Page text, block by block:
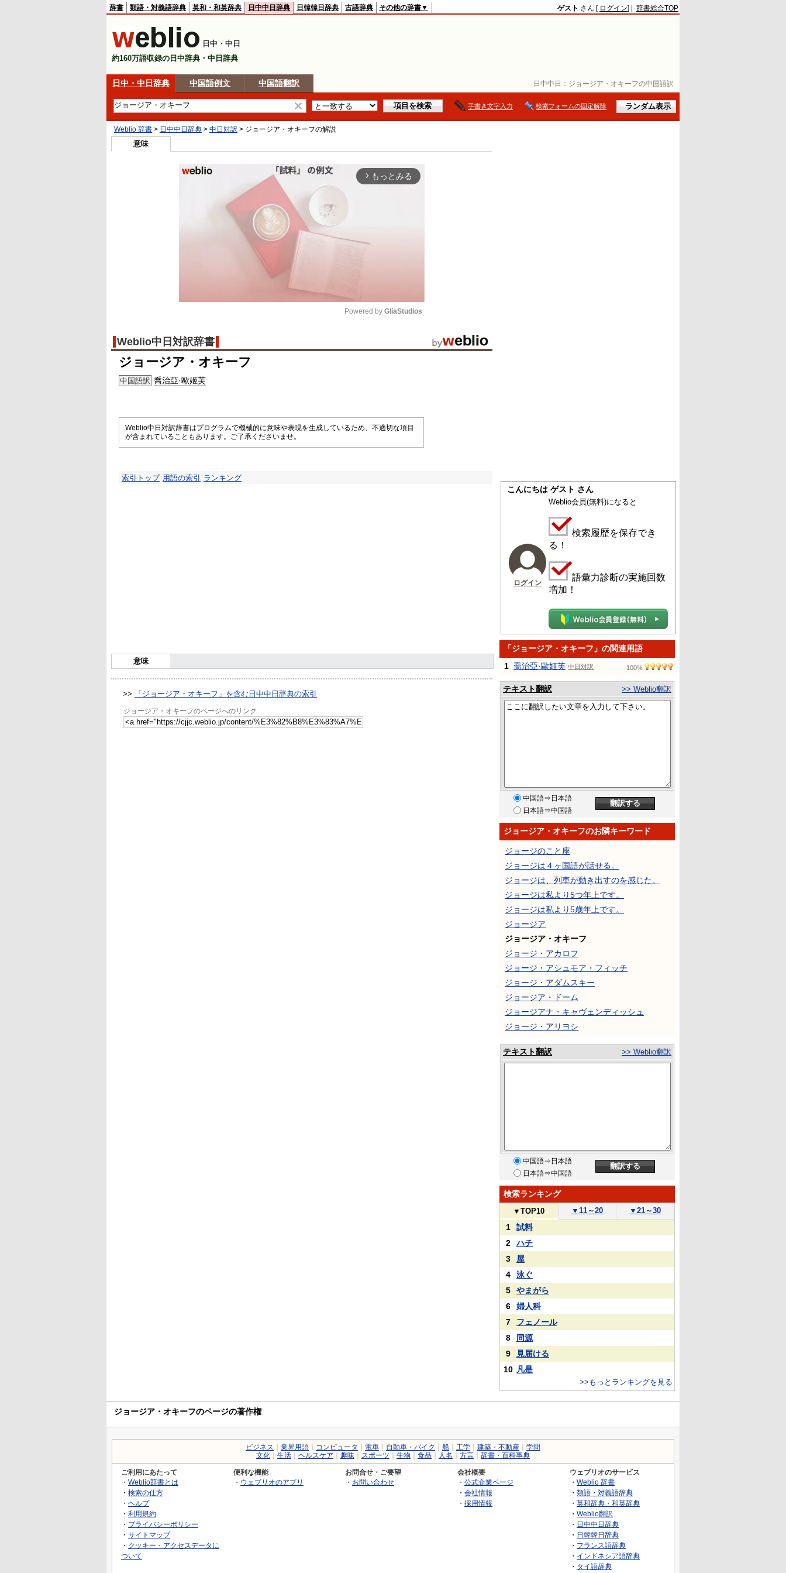
日中中日： ジョージア・オキーフの中国語訳
辞書 類語・対義語辞典 英和・和英辞典 日中中日辞典 日韓韓日辞典 古語辞典 その他の辞書▼ ゲスト さん [ ログイン] | 辞書総合TOP
日中・中日
約160万語収録の日中辞典・中日辞典
日中・中日辞典 中国語例文 中国語翻訳
手書き文字入力 検索フォームの固定解除
Weblio 辞書 > 日中中日辞典 > 中日対訳 > ジョージア・オキーフの解説
意味
arrow_forward_ios もっとみる
Powered by GliaStudios
Weblio中日対訳辞書
ジョージア・オキーフ
中国語訳 喬治亞·歐姬芙
Weblio中日対訳辞書はプログラムで機械的に意味や表現を生成しているため、不適切な項目
が含まれていることもあります。ご了承くださいませ。
索引トップ 用語の索引 ランキング
意味
>> 「ジョージア・オキーフ」を含む日中中日辞典の索引
ジョージア・オキーフのページへのリンク
こんにちは ゲスト さん
ログイン
Weblio会員(無料)になると
検索履歴を保存でき
る！
語彙力診断の実施回数
増加！
「ジョージア・オキーフ」の関連用語
1 喬治亞·歐姬芙 中日対訳 100%
テキスト翻訳 >> Weblio翻訳
中国語⇒日本語
日本語⇒中国語
ジョージア・オキーフのお隣キーワード
ジョージのこと座
ジョージは４ヶ国語が話せる。
ジョージは、列車が動き出すのを感じた。
ジョージは私より5つ年上です。
ジョージは私より5歳年上です。
ジョージア
ジョージア・オキーフ
ジョージ・アカロフ
ジョージ・アシュモア・フィッチ
ジョージ・アダムスキー
ジョージア・ドーム
ジョージアナ・キャヴェンディッシュ
ジョージ・アリヨシ
テキスト翻訳 >> Weblio翻訳
中国語⇒日本語
日本語⇒中国語
検索ランキング
▼ TOP10 ▼ 11～20 ▼ 21～30
1
試料
2
ハチ
3
屋
4
泳ぐ
5
やまがら
6
婦人科
7
フェノール
8
同源
9
見届ける
10 凡是
>>もっとランキングを見る
ジョージア・オキーフのページの著作権
ビジネス 業界用語 コンピュータ 電車 自動車・バイク 船 工学 建築・不動産
学問
文化
生活 ヘルスケア 趣味 スポーツ 生物 食品 人名 方言 辞書・百科事典
ご利用にあたって
・ Weblio辞書とは
・ 検索の仕方
・ ヘルプ
・ 利用規約
・ プライバシーポリシー
・ サイトマップ
・ クッキー・アクセスデータに
ついて
便利な機能
・ ウェブリオのアプリ
お問合せ・ご要望
・ お問い合わせ
会社概要
・ 公式企業ページ
・ 会社情報
・ 採用情報
ウェブリオのサービス
・ Weblio 辞書
・ 類語・対義語辞典
・ 英和辞典・和英辞典
・ Weblio翻訳
・ 日中中日辞典
・ 日韓韓日辞典
・ フランス語辞典
・ インドネシア語辞典
・ タイ語辞典